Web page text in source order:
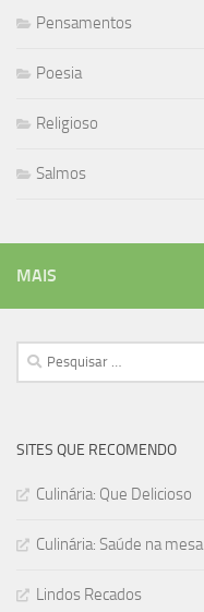
Pensamentos
Poesia
Religioso
Salmos
MAIS
Pesquisar
por:
SITES QUE RECOMENDO
Culinária: Que Delicioso
Culinária: Saúde na mesa
Lindos Recados